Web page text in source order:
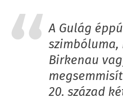
A Gulág
szimbóluma,
Birkenau
20. század